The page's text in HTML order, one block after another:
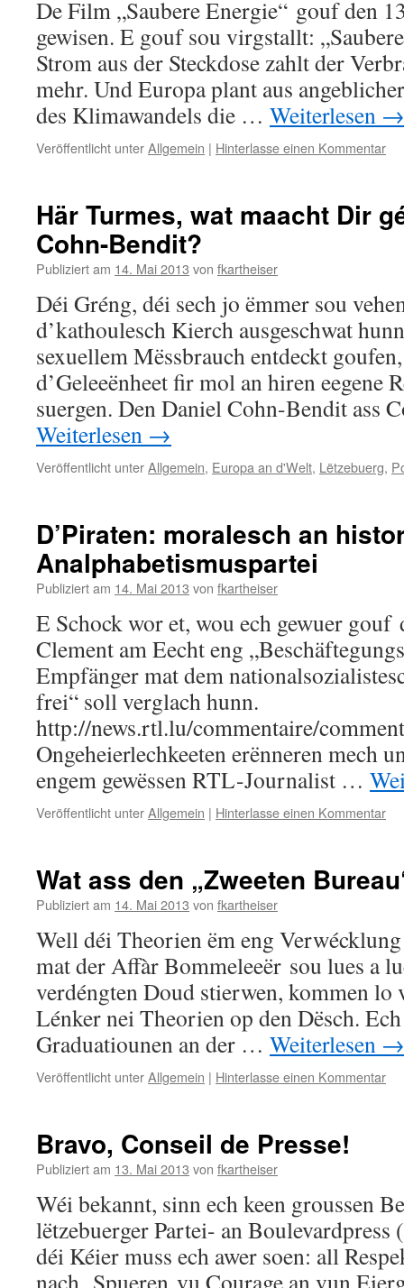
De Film „Saubere Energie“ gouf den
gewisen. E gouf sou virgstallt:
Strom aus der Steckdose zahlt der
mehr. Und Europa plant aus
des Klimawandels die … Weiterlesen →
Veröffentlicht unterAllgemein | Hinterlasse einen Kommentar
Här Turmes, wat maacht Dir
Cohn-Bendit?
Publiziert am 14. Mai 2013 von fkartheiser
Déi Gréng, déi sech jo ëmmer sou
d’kathoulesch Kierch ausgeschwat
sexuellem Mëssbrauch entdeckt
d’Geleeënheet fir mol an hiren eegene
suergen. Den Daniel Cohn-Bendit ass
Weiterlesen →
Veröffentlicht unterAllgemein, Europa an d'Welt, Lëtzebuerg,
D’Piraten: moralesch an
Analphabetismuspartei
Publiziert am 14. Mai 2013 von fkartheiser
E Schock wor et, wou ech gewuer gouf
Clement am Eecht eng
Empfänger mat dem
frei“ soll verglach hunn.
http://news.rtl.lu/commentaire/
Ongeheierlechkeeten erënneren mech
engem gewëssen RTL-Journalist …
Veröffentlicht unterAllgemein | Hinterlasse einen Kommentar
Wat ass den „Zweeten
Publiziert am 14. Mai 2013 von fkartheiser
Well déi Theorien ëm eng
mat der Affàr Bommeleeër sou lues a
verdéngten Doud stierwen, kommen lo
Lénker nei Theorien op den Dësch.
Graduatiounen an der … Weiterlesen →
Veröffentlicht unterAllgemein | Hinterlasse einen Kommentar
Bravo, Conseil de Presse!
Publiziert am 13. Mai 2013 von fkartheiser
Wéi bekannt, sinn ech keen groussen
lëtzebuerger Partei- an
déi Kéier muss ech awer soen: all
nach Spueren vu Courage an vun